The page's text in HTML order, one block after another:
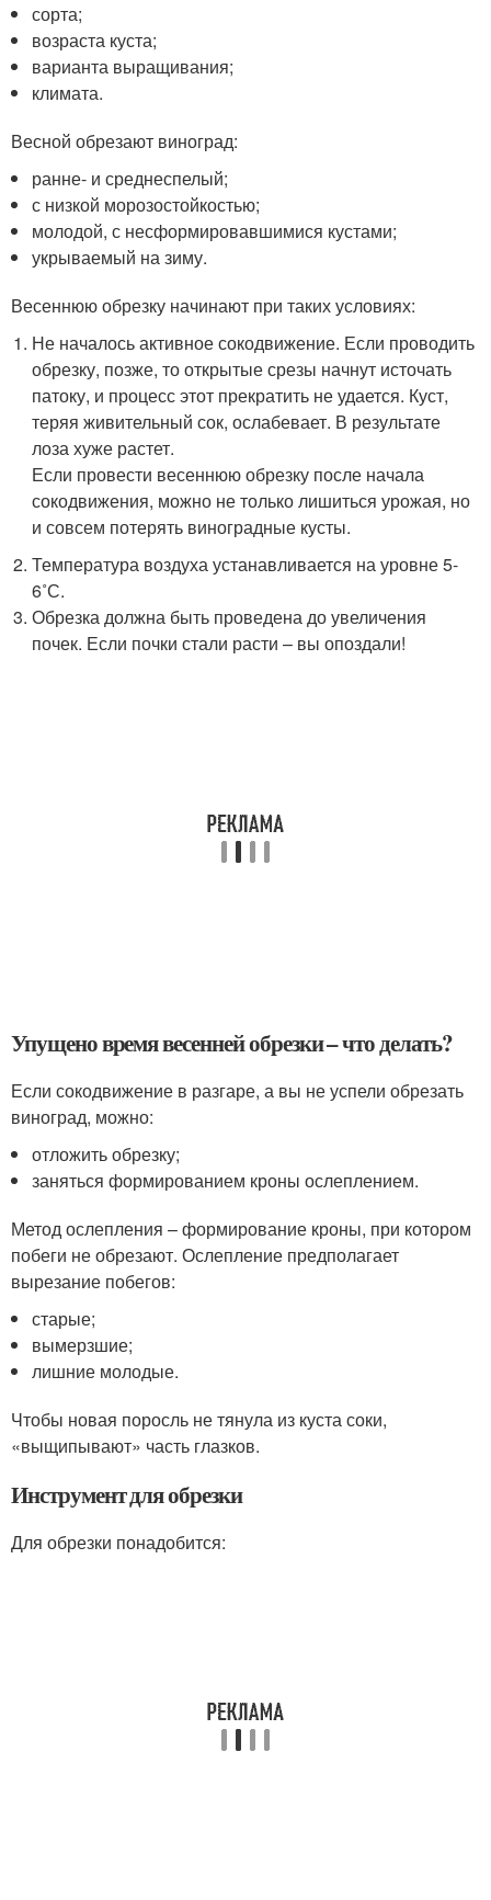
сорта;
возраста куста;
варианта выращивания;
климата.
Весной обрезают виноград:
ранне- и среднеспелый;
с низкой морозостойкостью;
молодой, с несформировавшимися кустами;
укрываемый на зиму.
Весеннюю обрезку начинают при таких условиях:
Не началось активное сокодвижение. Если проводить
обрезку, позже, то открытые срезы начнут источать
патоку, и процесс этот прекратить не удается. Куст,
теряя живительный сок, ослабевает. В результате
лоза хуже растет.
Если провести весеннюю обрезку после начала
сокодвижения, можно не только лишиться урожая, но
и совсем потерять виноградные кусты.
Температура воздуха устанавливается на уровне 5-
6˚С.
Обрезка должна быть проведена до увеличения
почек. Если почки стали расти – вы опоздали!
Упущено время весенней обрезки – что делать?
Если сокодвижение в разгаре, а вы не успели обрезать
виноград, можно:
отложить обрезку;
заняться формированием кроны ослеплением.
Метод ослепления – формирование кроны, при котором
побеги не обрезают. Ослепление предполагает
вырезание побегов:
старые;
вымерзшие;
лишние молодые.
Чтобы новая поросль не тянула из куста соки,
«выщипывают» часть глазков.
Инструмент для обрезки
Для обрезки понадобится: